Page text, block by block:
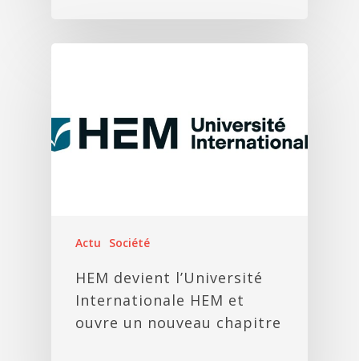
Actu Société
HEM devient l’Université
Internationale HEM et
ouvre un nouveau chapitre